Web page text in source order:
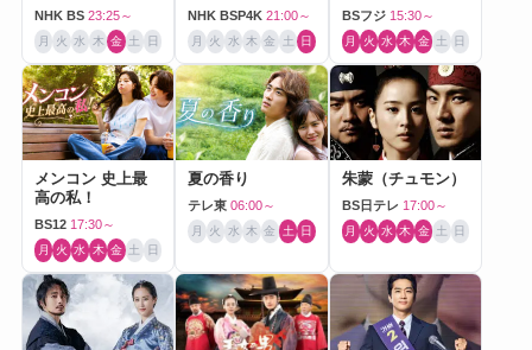
NHK BS 23:25～
月 火 水 木 金 土 日
NHK BSP4K 21:00～
月 火 水 木 金 土 日
BSフジ 15:30～
月 火 水 木 金 土 日
メンコン 史上最
高の私！
BS12 17:30～
月 火 水 木 金 土 日
夏の香り
テレ東 06:00～
月 火 水 木 金 土 日
朱蒙（チュモン）
BS日テレ 17:00～
月 火 水 木 金 土 日